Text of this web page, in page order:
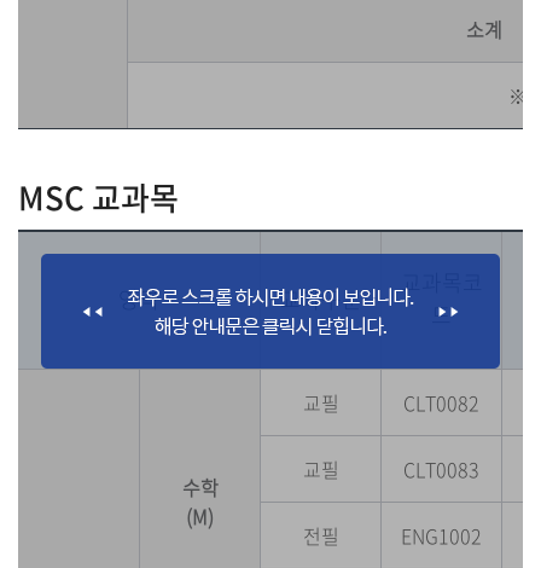
소계
※
MSC 교과목
영역 교과구분
교과목코
드
수학
(M)
교필 CLT0082
교필 CLT0083
전필 ENG1002